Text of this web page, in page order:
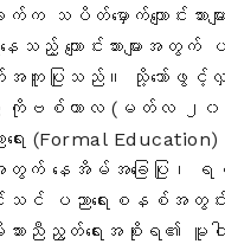
ပိတ်မှောက်ကျောင်းသားမျ
ကျောင်းသားများအတွက် ပ
က်အကူပြုသည်။ သို့သော်ဖွင့်လှစ်
ားသည် ကိုဗစ်ကာလ (မတ်လ
ရေး (Formal
ျားအတွက် နေအိမ်အခြေပြု၊ ရ
ျောင်းသင် ပညာရေးစနစ်
မျိုးသားညီညွတ်ရေးအစိုးရ၏ မူ